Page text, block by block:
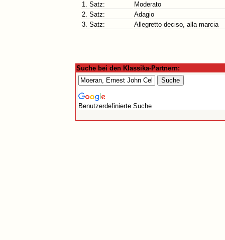
1. Satz:
Moderato
2. Satz:
Adagio
3. Satz:
Allegretto deciso, alla marcia
Suche bei den Klassika-Partnern:
Benutzerdefinierte Suche